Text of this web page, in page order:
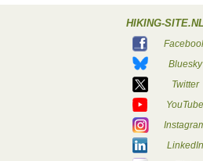
HIKING-
Bluesky
Twitter
YouTube
LinkedIn